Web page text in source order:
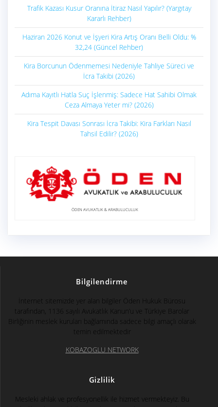
Trafik Kazası Kusur Oranına İtiraz Nasıl Yapılır? (Yargıtay
Kararlı Rehber)
Haziran 2026 Konut ve İşyeri Kira Artış Oranı Belli Oldu: %
32,24 (Güncel Rehber)
Kira Borcunun Ödenmemesi Nedeniyle Tahliye Süreci ve
İcra Takibi (2026)
Adıma Kayıtlı Hatla Suç İşlenmiş: Sadece Hat Sahibi Olmak
Ceza Almaya Yeter mi? (2026)
Kira Tespit Davası Sonrası İcra Takibi: Kira Farkları Nasıl
Tahsil Edilir? (2026)
ÖDEN AVUKATLIK & ARABULUCULUK
Bilgilendirme
İnternet sitemizde yer alan bilgiler Öden Hukuk Bürosu
tarafından, 1136 sayılı Avukatlık Kanun’u ve Türkiye Barolar
Birliğinin meslek kuruları bağlamında sadece bilgi amaçlı olarak
temin edilmektedir
KOBAZOGLU NETWORK
Gizlilik
Mesleki ahlak ve profesyonellik ile hizmet vermekteyiz. Bu